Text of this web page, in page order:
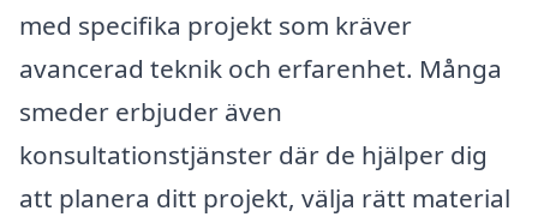
med specifika projekt som kräver
avancerad teknik och erfarenhet. Många
smeder erbjuder även
konsultationstjänster där de hjälper dig
att planera ditt projekt, välja rätt material